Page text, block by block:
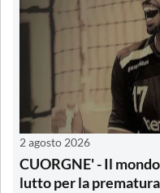
2 agosto 2026
CUORGNE' - Il
lutto per la